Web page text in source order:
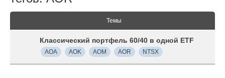
Темы
Классический портфель 60/40 в одной ETF
AOA AOK AOM AOR NTSX